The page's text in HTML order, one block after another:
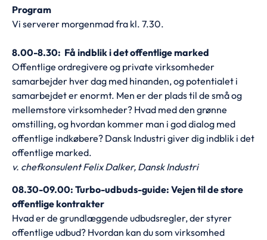
Program
Vi serverer morgenmad fra kl. 7.30.
8.00-8.30: Få indblik i det offentlige marked
Offentlige ordregivere og private virksomheder
samarbejder hver dag med hinanden, og potentialet i
samarbejdet er enormt. Men er der plads til de små og
mellemstore virksomheder? Hvad med den grønne
omstilling, og hvordan kommer man i god dialog med
offentlige indkøbere? Dansk Industri giver dig indblik i det
offentlige marked.
v. chefkonsulent Felix Dalker, Dansk Industri
08.30-09.00: Turbo-udbuds-guide: Vejen til de store
offentlige kontrakter
Hvad er de grundlæggende udbudsregler, der styrer
offentlige udbud? Hvordan kan du som virksomhed